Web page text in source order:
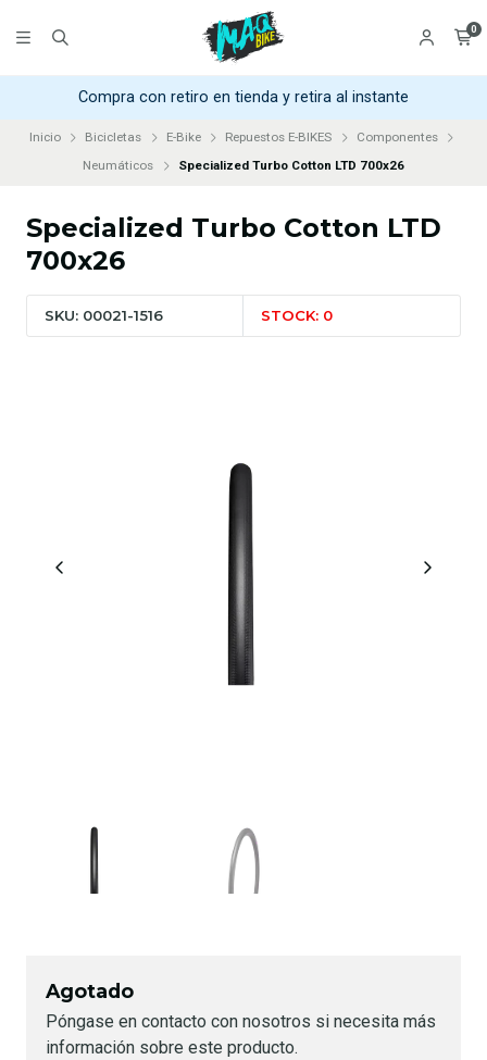
0
Compra con retiro en tienda y retira al instante
Inicio Bicicletas E-Bike Repuestos E-BIKES
Componentes
Neumáticos
Specialized Turbo Cotton LTD 700x26
Specialized Turbo Cotton LTD
700x26
SKU: 00021-1516 STOCK: 0
Agotado
Póngase en contacto con nosotros si necesita más
información sobre este producto.